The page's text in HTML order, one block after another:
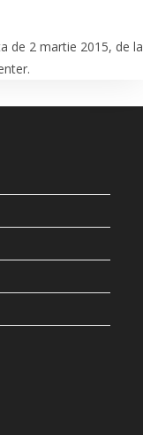
de 2 martie 2015, de la